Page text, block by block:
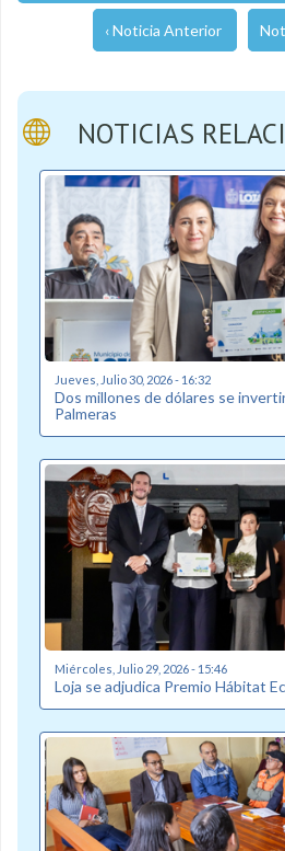
‹ Noticia Anterior
NOTICIAS
Jueves, Julio 30, 2026 - 16:32
Dos millones de dólares se
Palmeras
Miércoles, Julio 29, 2026 - 15:46
Loja se adjudica Premio Hábitat